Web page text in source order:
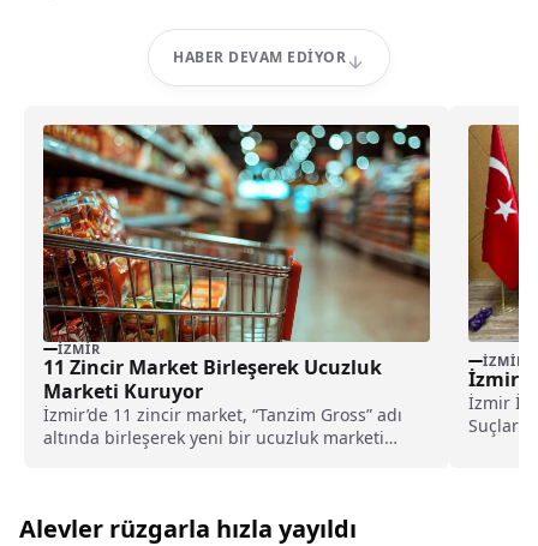
HABER DEVAM EDIYOR
İZMIR
11 Zincir Market Birleşerek Ucuzluk
Marketi Kuruyor
İzmir’de 11 zincir market, “Tanzim Gross” adı
altında birleşerek yeni bir ucuzluk marketi
İZMIR
İzmir İl
Alevler rüzgarla hızla yayıldı